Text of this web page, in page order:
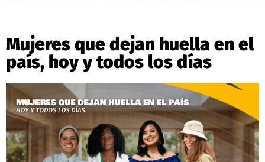
Mujeres que dejan huella en el
país, hoy y todos los días